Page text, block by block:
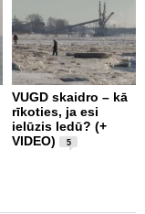
VUGD skaidro – kā
rīkoties, ja esi
ielūzis ledū? (+
VIDEO)
5